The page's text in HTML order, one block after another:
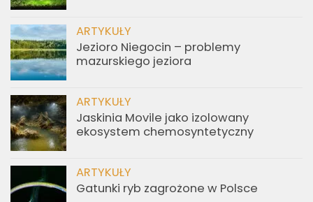
ARTYKUŁY
Jezioro Niegocin – problemy
mazurskiego jeziora
ARTYKUŁY
Jaskinia Movile jako izolowany
ekosystem chemosyntetyczny
ARTYKUŁY
Gatunki ryb zagrożone w Polsce